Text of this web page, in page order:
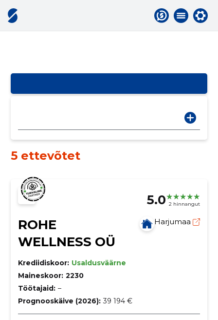
5 ettevõtet
5.0 2 hinnangut
ROHE
WELLNESS OÜ
Harjumaa
Krediidiskoor: Usaldusväärne
Maineskoor: 2230
Töötajaid: –
Prognooskäive (2026): 39 194 €